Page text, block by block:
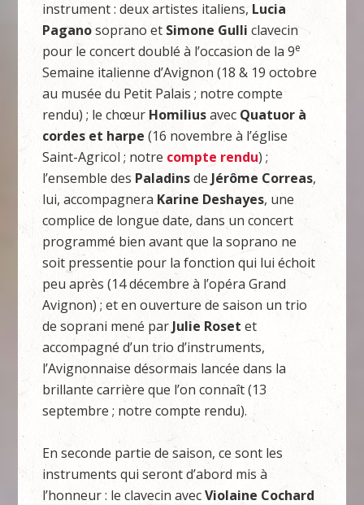
instrument : deux artistes italiens, Lucia
Paganosoprano et Simone Gulli clavecin
pour le concert doublé à l’occasion de la 9e
Semaine italienne d’Avignon (18 & 19 octobre
au musée du Petit Palais ; notre compte
rendu) ; le chœur Homiliusavec Quatuor à
cordes et harpe (16 novembre à l’église
Saint-Agricol ; notre compte rendu) ;
l’ensemble des Paladinsde Jérôme Correas,
lui, accompagnera Karine Deshayes, une
complice de longue date, dans un concert
programmé bien avant que la soprano ne
soit pressentie pour la fonction qui lui échoit
peu après (14 décembre à l’opéra Grand
Avignon) ; et en ouverture de saison un trio
de soprani mené par Julie Rosetet
accompagné d’un trio d’instruments,
l’Avignonnaise désormais lancée dans la
brillante carrière que l’on connaît (13
septembre ; notre compte rendu).
En seconde partie de saison, ce sont les
instruments qui seront d’abord mis à
l’honneur : le clavecin avecViolaine Cochard